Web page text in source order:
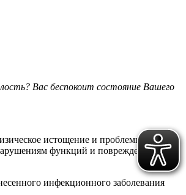
Вас беспокоит состояние Вашего
истощение и проблемы с
функций и повреждениям
инфекционного заболевания